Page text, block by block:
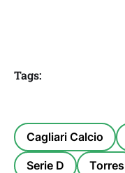
Tags:
Cagliari Calcio
Serie D Torres